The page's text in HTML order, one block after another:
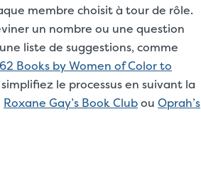
membre choisit à tour de rôle.
un nombre ou une question
liste de suggestions, comme
Books by Women of Color to
le processus en suivant la
Roxane Gay’s Book Clubou Oprah’s